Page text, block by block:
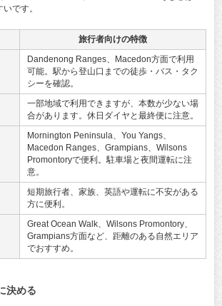
です。
旅行者向けの特徴
Dandenong Ranges、Macedon方面で利用
可能。駅から登山口までの徒歩・バス・タク
シーを確認。
一部地域で利用できますが、本数が少ない場
合があります。休日ダイヤと最終便に注意。
Mornington Peninsula、You Yangs、
Macedon Ranges、Grampians、Wilsons
Promontoryで便利。駐車場と夜間運転に注
意。
短期旅行者、家族、英語や運転に不安がある
方に便利。
Great Ocean Walk、Wilsons Promontory、
Grampians方面など、距離のある自然エリア
でおすすめ。
決める